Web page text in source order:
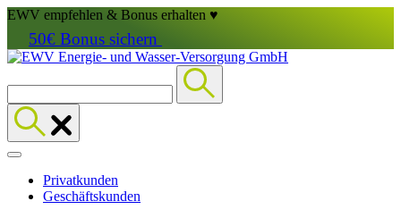
EWV empfehlen & Bonus erhalten ♥
50€ Bonus sichern
Privatkunden
Geschäftskunden